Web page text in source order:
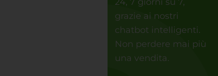
grazie ai nostri
chatbot intelligenti.
Non perdere mai più
una vendita.